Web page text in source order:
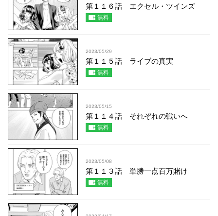
第１１６話 エクセル・ツインズ
無料
2023/05/29
第１１５話 ライブの真実
無料
2023/05/15
第１１４話 それぞれの戦いへ
無料
2023/05/08
第１１３話 単勝一点百万賭け
無料